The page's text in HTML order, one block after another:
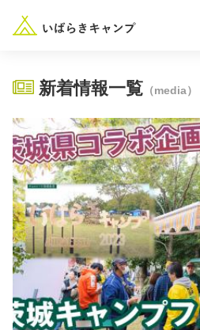
― AUTUMN
イベント-ト
“いばらき”のキャン
楽しみ方
イベント情報
新着情報一覧 （media）